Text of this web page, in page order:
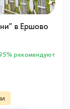
в Ершово
рекомендуют